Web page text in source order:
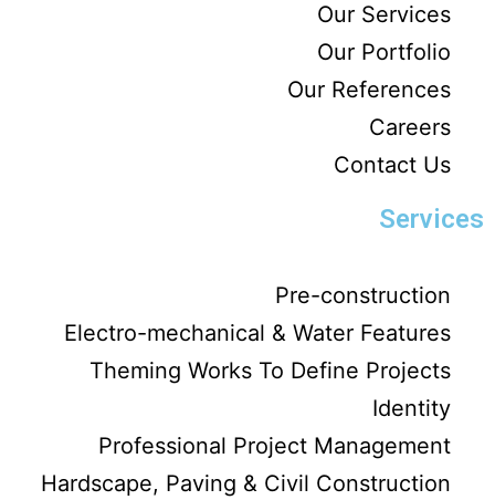
Our Services
Our Portfolio
Our References
Careers
Contact Us
Services
Pre-construction
Electro-mechanical & Water Features
Theming Works To Define Projects
Identity
Professional Project Management
Hardscape, Paving & Civil Construction